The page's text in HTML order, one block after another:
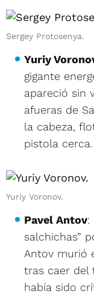
Sergey Protosenya.
Yuriy
gigante
apareció sin
afueras de
la cabeza,
pistola cerca.
Yuriy Voronov.
Pavel Antov:
salchichas”
Antov murió
tras caer del
había sido